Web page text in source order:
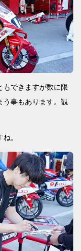
もできますが数に限
う事もあります。観
。